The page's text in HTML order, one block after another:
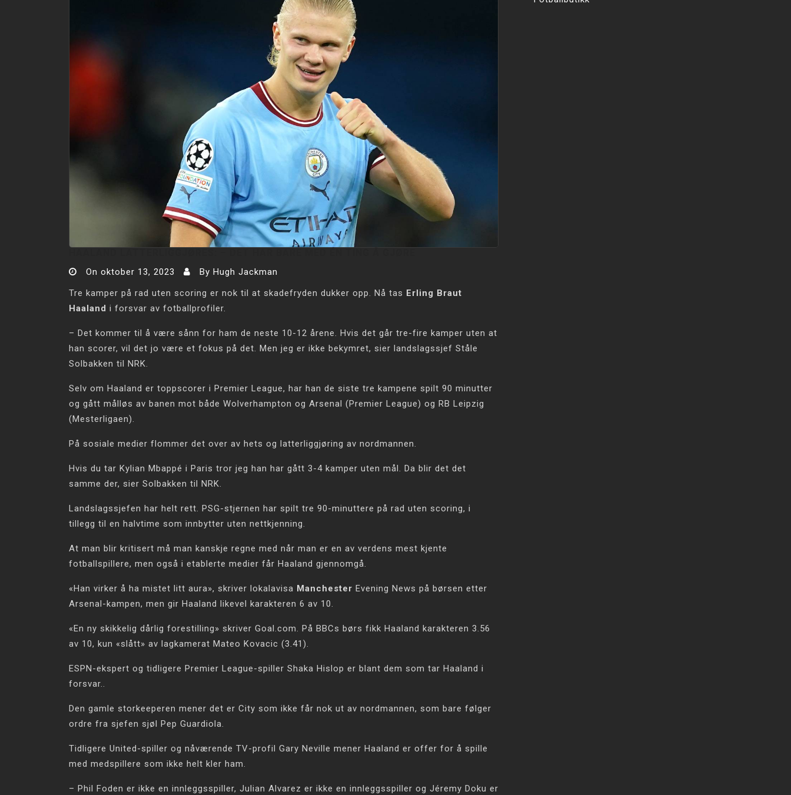
On oktober 13, 2023 By Hugh Jackman
Tre kamper på rad uten scoring er nok til at skadefryden dukker opp. Nå tas Erling Braut
Haaland i forsvar av fotballprofiler.
– Det kommer til å være sånn for ham de neste 10-12 årene. Hvis det går tre-fire kamper uten at
han scorer, vil det jo være et fokus på det. Men jeg er ikke bekymret, sier landslagssjef Ståle
Solbakken til NRK.
Selv om Haaland er toppscorer i Premier League, har han de siste tre kampene spilt 90 minutter
og gått målløs av banen mot både Wolverhampton og Arsenal (Premier League) og RB Leipzig
(Mesterligaen).
På sosiale medier flommer det over av hets og latterliggjøring av nordmannen.
Hvis du tar Kylian Mbappé i Paris tror jeg han har gått 3-4 kamper uten mål. Da blir det det
samme der, sier Solbakken til NRK.
Landslagssjefen har helt rett. PSG-stjernen har spilt tre 90-minuttere på rad uten scoring, i
tillegg til en halvtime som innbytter uten nettkjenning.
At man blir kritisert må man kanskje regne med når man er en av verdens mest kjente
fotballspillere, men også i etablerte medier får Haaland gjennomgå.
«Han virker å ha mistet litt aura», skriver lokalavisa Manchester Evening News på børsen etter
Arsenal-kampen, men gir Haaland likevel karakteren 6 av 10.
«En ny skikkelig dårlig forestilling» skriver Goal.com. På BBCs børs fikk Haaland karakteren 3.56
av 10, kun «slått» av lagkamerat Mateo Kovacic (3.41).
ESPN-ekspert og tidligere Premier League-spiller Shaka Hislop er blant dem som tar Haaland i
forsvar..
Den gamle storkeeperen mener det er City som ikke får nok ut av nordmannen, som bare følger
ordre fra sjefen sjøl Pep Guardiola.
Tidligere United-spiller og nåværende TV-profil Gary Neville mener Haaland er offer for å spille
med medspillere som ikke helt kler ham.
– Phil Foden er ikke en innleggsspiller, Julian Alvarez er ikke en innleggsspiller og Jéremy Doku er